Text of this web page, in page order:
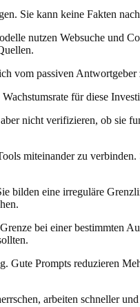
Sie kann keine Fakten
nutzen Websuche und
vom passiven
für diese
nicht verifizieren, ob sie
miteinander zu
bilden eine irreguläre
bei einer bestimmten
Prompts reduzieren
arbeiten schneller